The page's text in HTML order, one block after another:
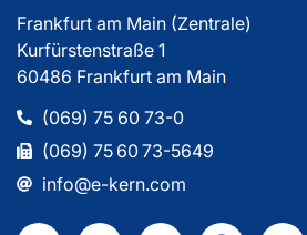
Frankfurt am Main (Zentrale)
Kurfürstenstraße 1
60486 Frankfurt am Main
(069) 75 60 73-0
(069) 75 60 73-5649
info@e-kern.com